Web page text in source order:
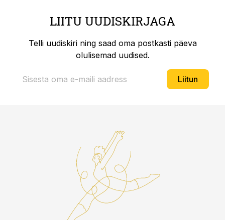
LIITU UUDISKIRJAGA
Telli uudiskiri ning saad oma postkasti päeva
olulisemad uudised.
Liitun